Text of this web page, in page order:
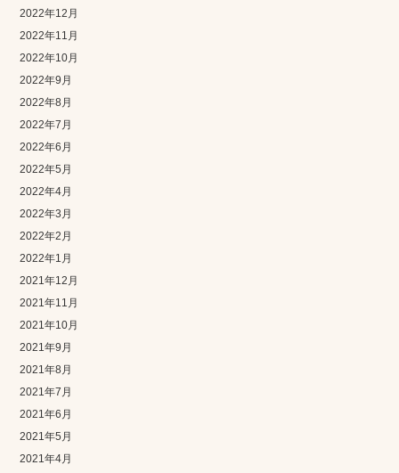
2022年12月
2022年11月
2022年10月
2022年9月
2022年8月
2022年7月
2022年6月
2022年5月
2022年4月
2022年3月
2022年2月
2022年1月
2021年12月
2021年11月
2021年10月
2021年9月
2021年8月
2021年7月
2021年6月
2021年5月
2021年4月